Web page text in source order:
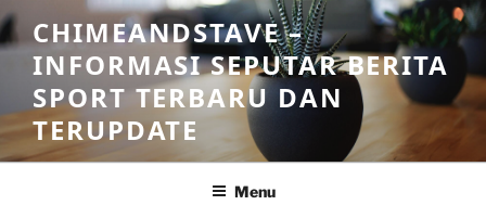
Skip
to
content
CHIMEANDSTAVE –
INFORMASI SEPUTAR BERITA
SPORT TERBARU DAN
TERUPDATE
Menu